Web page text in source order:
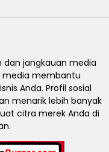
jangkauan media
media membantu
Anda. Profil sosial
menarik lebih banyak
citra merek Anda di